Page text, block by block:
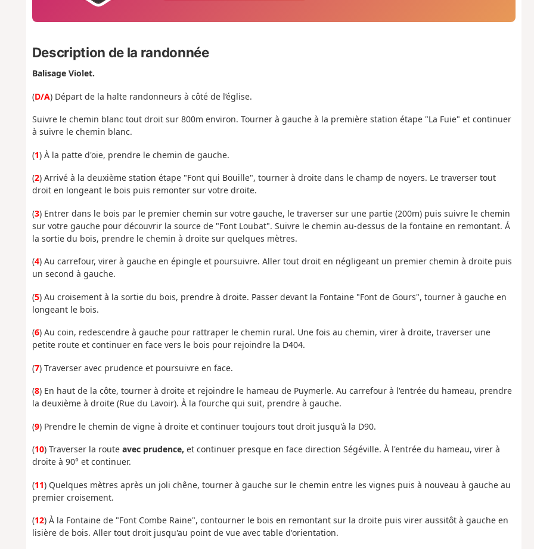
Description de la randonnée
Balisage Violet.
(D/A) Départ de la halte randonneurs à côté de l’église.
Suivre le chemin blanc tout droit sur 800m environ. Tourner à gauche à la première station étape "La Fuie" et continuer
à suivre le chemin blanc.
(1) À la patte d'oie, prendre le chemin de gauche.
(2) Arrivé à la deuxième station étape "Font qui Bouille", tourner à droite dans le champ de noyers. Le traverser tout
droit en longeant le bois puis remonter sur votre droite.
(3) Entrer dans le bois par le premier chemin sur votre gauche, le traverser sur une partie (200m) puis suivre le chemin
sur votre gauche pour découvrir la source de "Font Loubat". Suivre le chemin au-dessus de la fontaine en remontant. Á
la sortie du bois, prendre le chemin à droite sur quelques mètres.
(4) Au carrefour, virer à gauche en épingle et poursuivre. Aller tout droit en négligeant un premier chemin à droite puis
un second à gauche.
(5) Au croisement à la sortie du bois, prendre à droite. Passer devant la Fontaine "Font de Gours", tourner à gauche en
longeant le bois.
(6) Au coin, redescendre à gauche pour rattraper le chemin rural. Une fois au chemin, virer à droite, traverser une
petite route et continuer en face vers le bois pour rejoindre la D404.
(7) Traverser avec prudence et poursuivre en face.
(8) En haut de la côte, tourner à droite et rejoindre le hameau de Puymerle. Au carrefour à l'entrée du hameau, prendre
la deuxième à droite (Rue du Lavoir). À la fourche qui suit, prendre à gauche.
(9) Prendre le chemin de vigne à droite et continuer toujours tout droit jusqu'à la D90.
(10) Traverser la route avec prudence, et continuer presque en face direction Ségéville. À l'entrée du hameau, virer à
droite à 90° et continuer.
(11) Quelques mètres après un joli chêne, tourner à gauche sur le chemin entre les vignes puis à nouveau à gauche au
premier croisement.
(12) À la Fontaine de "Font Combe Raine", contourner le bois en remontant sur la droite puis virer aussitôt à gauche en
lisière de bois. Aller tout droit jusqu'au point de vue avec table d'orientation.